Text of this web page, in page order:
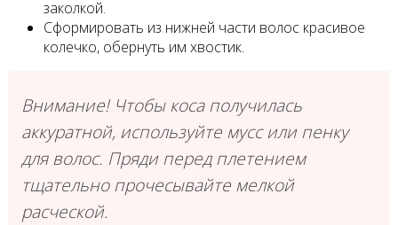
заколкой.
Сформировать из нижней части волос красивое
колечко, обернуть им хвостик.
Внимание! Чтобы коса получилась
аккуратной, используйте мусс или пенку
для волос. Пряди перед плетением
тщательно прочесывайте мелкой
расческой.